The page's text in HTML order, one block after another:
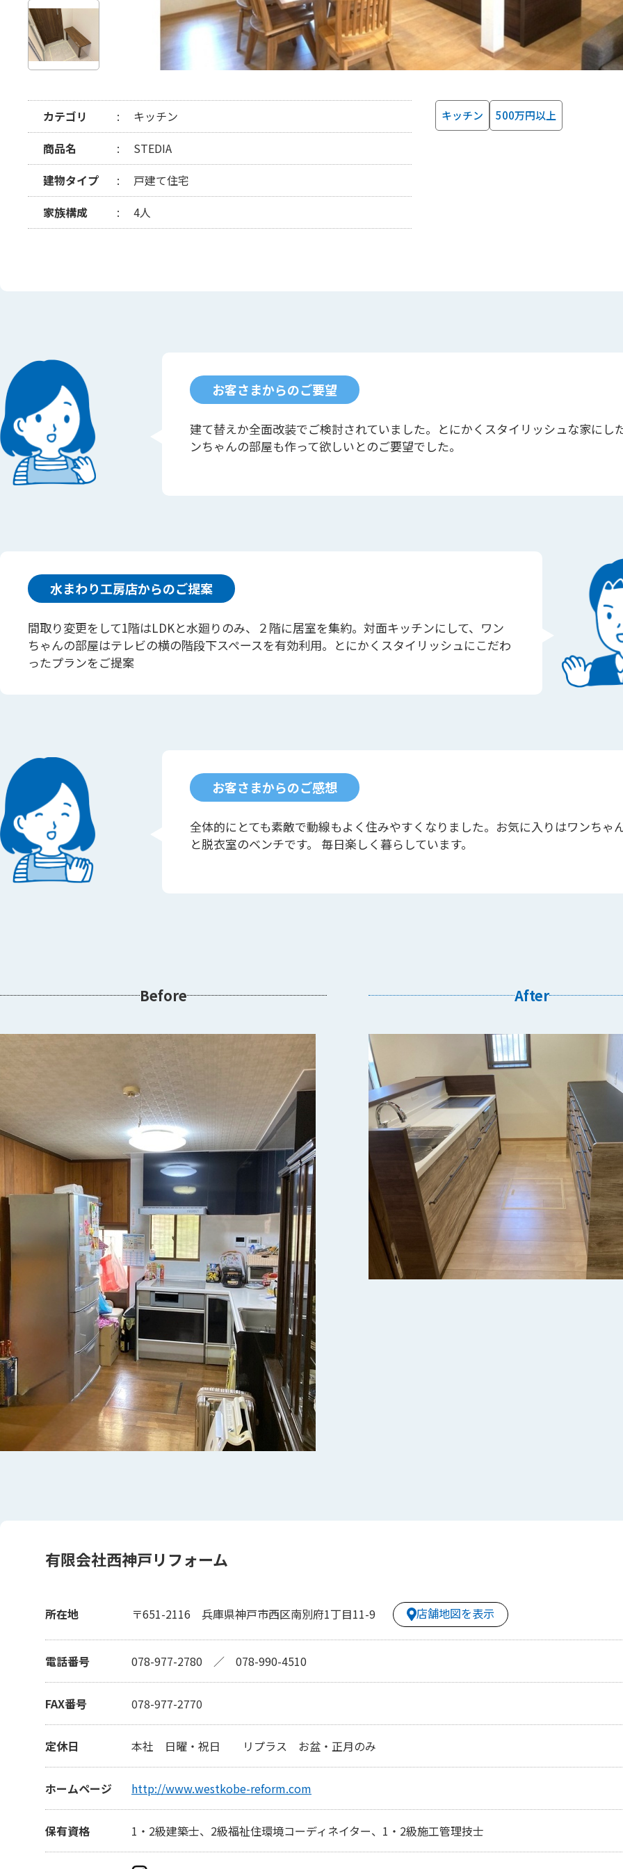
カテゴリ
キッチン
商品名
STEDIA
建物タイプ
戸建て住宅
家族構成
4人
キッチン 500万円以上
お客さまからのご要望
建て替えか全面改装でご検討されていました。とにかくスタイリッシュな家にし
ンちゃんの部屋も作って欲しいとのご要望でした。
水まわり工房店からのご提案
間取り変更をして1階はLDKと水廻りのみ、２階に居室を集約。対面キッチンにして、ワン
ちゃんの部屋はテレビの横の階段下スペースを有効利用。とにかくスタイリッシュにこだわ
ったプランをご提案
お客さまからのご感想
全体的にとても素敵で動線もよく住みやすくなりました。お気に入りはワンちゃ
と脱衣室のベンチです。 毎日楽しく暮らしています。
Before After
有限会社西神戸リフォーム
所在地 〒651-2116 兵庫県神戸市西区南別府1丁目11-9 店舗地図を表示
電話番号 078-977-2780 ／ 078-990-4510
FAX番号 078-977-2770
定休日 本社 日曜・祝日 リプラス お盆・正月のみ
ホームページ http://www.westkobe-reform.com
保有資格 1・2級建築士、2級福祉住環境コーディネイター、1・2級施工管理技士